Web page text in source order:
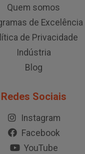
Quem somos
de Excelência
de Privacidade
Indústria
Blog
Redes Sociais
Instagram
Facebook
YouTube